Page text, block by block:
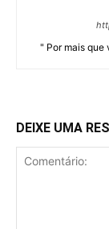
" Por mais que
DEIXE UMA